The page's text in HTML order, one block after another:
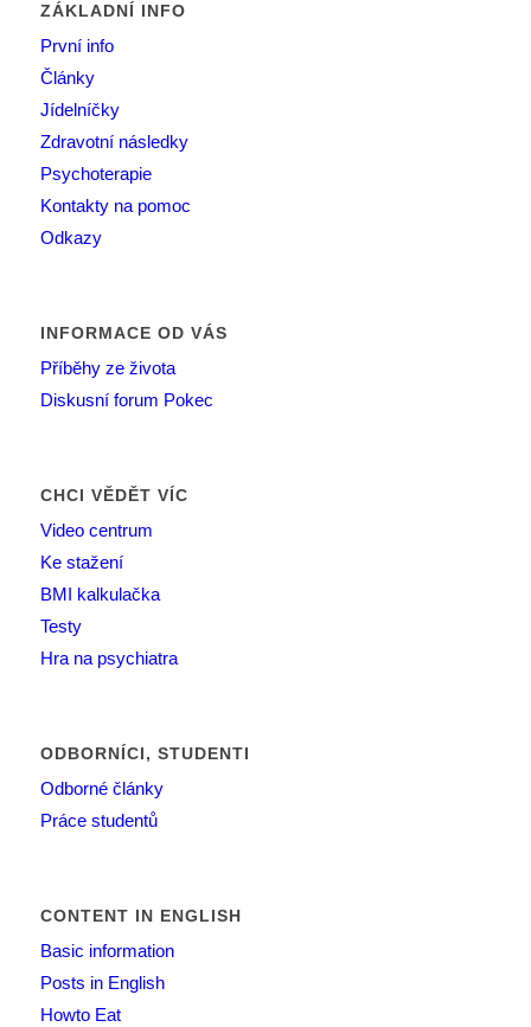
ZÁKLADNÍ INFO
První info
Články
Jídelníčky
Zdravotní následky
Psychoterapie
Kontakty na pomoc
Odkazy
INFORMACE OD VÁS
Příběhy ze života
Diskusní forum Pokec
CHCI VĚDĚT VÍC
Video centrum
Ke stažení
BMI kalkulačka
Testy
Hra na psychiatra
ODBORNÍCI, STUDENTI
Odborné články
Práce studentů
CONTENT IN ENGLISH
Basic information
Posts in English
Howto Eat